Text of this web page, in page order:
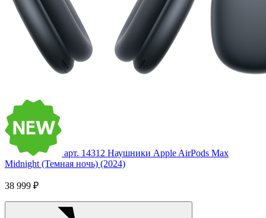
арт. 14312 Наушники Apple AirPods Max
Midnight (Темная ночь) (2024)
38 999 ₽